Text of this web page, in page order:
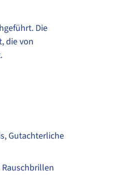
Die
die von
Gutachterliche